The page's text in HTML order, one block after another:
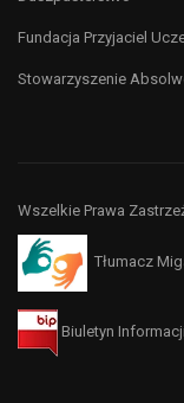
Fundacja Przyjaciel
Stowarzyszenie
Wszelkie Prawa
Tłumacz
Biuletyn